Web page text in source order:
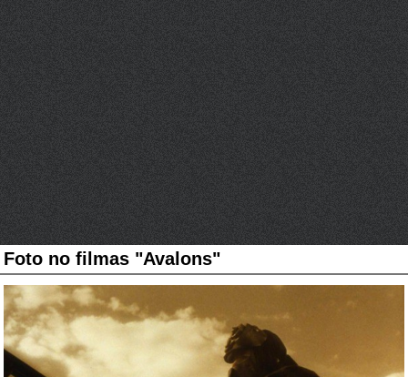
Foto no filmas "Avalons"